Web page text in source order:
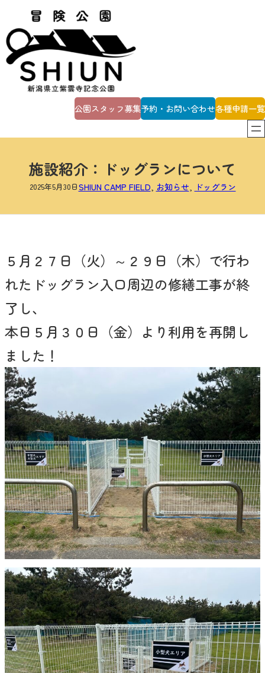
を
ス
キ
公園スタッフ募集予約・お問い合わせ各種申請一覧
施設紹介：ドッグランについて
2025年5月30日SHIUN CAMP FIELD, お知らせ, ドッグラン
５月２７日（火）～２９日（木）で行わ
れたドッグラン入口周辺の修繕工事が終
了し、
本日５月３０日（金）より利用を再開し
ました！